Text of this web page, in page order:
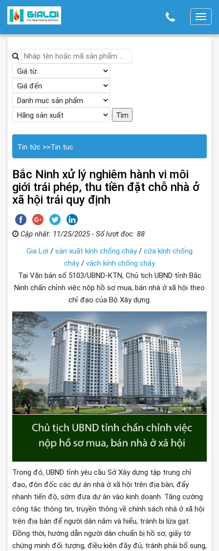
T
Tin tức >>Tin tuc
Bắc Ninh xử lý nghiêm hành vi môi
giới trái phép, thu tiền đặt chỗ nhà ở
xã hội trái quy định
Cập nhật: 11/25/2025 - Số lượt đọc: 88
Gia Lợi / sản xuất kính chống cháy/ cửa kính chống
cháy/ vách kính chống cháy
Tại Văn bản số 5103/UBND-KTN, Chủ tịch UBND tỉnh Bắc
Ninh chấn chỉnh việc nộp hồ sơ mua, bán nhà ở xã hội theo
chỉ đạo của Bộ Xây dựng.
Trong đó, UBND tỉnh yêu cầu Sở Xây dựng tập trung chỉ
đạo, đôn đốc các dự án nhà ở xã hội trên địa bàn; đẩy
nhanh tiến độ, sớm đưa dự án vào kinh doanh. Tăng cường
công tác thông tin, truyền thông về chính sách nhà ở xã hội
trên địa bàn để người dân nắm và hiểu, tránh bị lừa gạt.
Đồng thời, hướng dẫn người dân chuẩn bị hồ sơ, giấy tờ
chứng minh đối tượng, điều kiện đầy đủ, tránh phải bổ sung,